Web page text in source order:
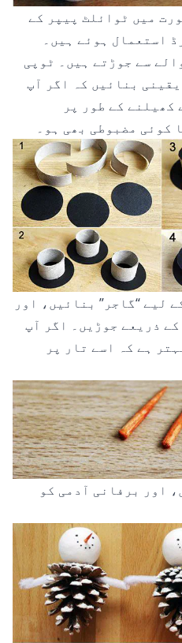
میں ٹوائلٹ پیپر کے
استعمال ہوئے ہیں۔
سے جوڑتے ہیں۔ ٹوپی
بنائیں کہ اگر آپ
کھیلنے کے طور پر
کوئی مضبوطی بھی ہو۔
لیے “گاجر” بنائیں، اور
ذریعے جوڑیں۔ اگر آپ
ہے کہ اسے تار پر
اور برفانی آدمی کو